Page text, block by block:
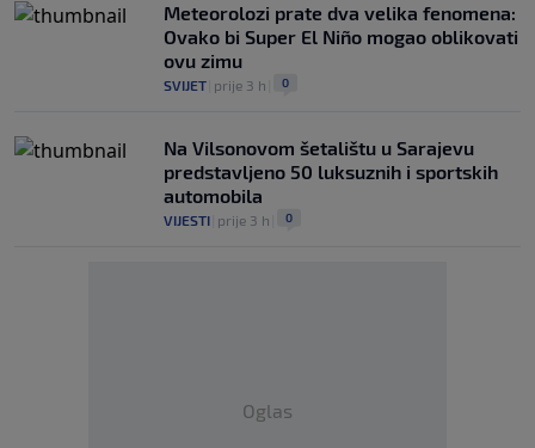
Meteorolozi prate dva velika fenomena:
Ovako bi Super El Niño mogao oblikovati
ovu zimu
SVIJET prije 3 h 0
Na Vilsonovom šetalištu u Sarajevu
predstavljeno 50 luksuznih i sportskih
automobila
VIJESTI prije 3 h 0
Oglas